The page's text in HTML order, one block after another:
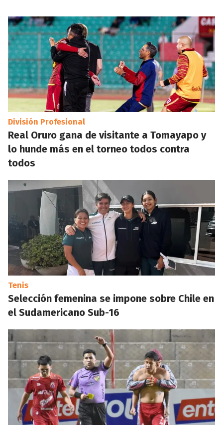
División Profesional
Real Oruro gana de visitante a Tomayapo y
lo hunde más en el torneo todos contra
todos
Tenis
Selección femenina se impone sobre Chile en
el Sudamericano Sub-16